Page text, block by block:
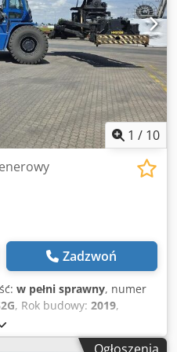
40 - 60% Opony tylne -
- rozmiar: 18.00 x 33
sprawny, w dobrym
Kamera, centralne
roboczy z tyłu,
pełna kabina,
1 / 10
Zadzwoń
w pełni sprawny, numer
, Rok budowy: 2019,
paliwa:diesel, typ